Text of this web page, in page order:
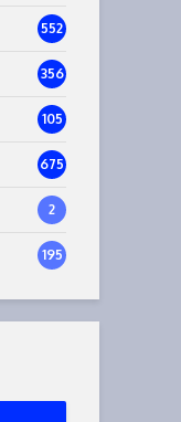
552
356
105
675
2
195